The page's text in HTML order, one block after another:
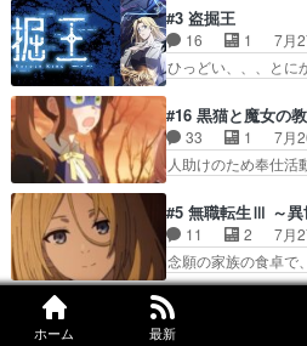
ホーム 最新
うございました！
話がしたい作品じ
止め効果あるかな？
カノ版ラブライブ
なのレッスン動画
役で出演いたしま
リーがガチでアイ
カノGirlfrien… 『ア
ー』にて「ア… 安
したクォリ…
#3 盗掘王
16 1
7月
ひっどい、、、と
美咲さんと言えば
目的の為には人命
キルが揃う。広い
なおどろおどろし
レベのアニメ制作
る、もう騙し討ち
見ると一杯で怖いな
#16 黒猫と魔女の
33 1
7月
人助けのため奉仕
とカストルの共通
大群て…住民から
ングor進撃の巨人
オ・カストルとい
ーが制御出来ない
みかたが雑になっ
怖がりやったかあ
#5 無職転生Ⅲ ～異
11 2
7月
念願の家族の食卓
スをせがむロキシ
ナリーゼの悪魔の
囁きやめてくださ
#4 さよならララ